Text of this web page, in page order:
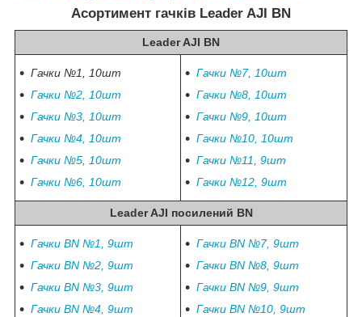
Асортимент гачків Leader AJI BN
Leader AJI BN
Гачки №1, 10шт
Гачки №2, 10шт
Гачки №3, 10шт
Гачки №4, 10шт
Гачки №5, 10шт
Гачки №6, 10шт
Гачки №7, 10шт
Гачки №8, 10шт
Гачки №9, 10шт
Гачки №10, 10шт
Гачки №11, 9шт
Гачки №12, 9шт
Leader AJI посилений BN
Гачки BN №1, 9шт
Гачки BN №2, 9шт
Гачки BN №3, 9шт
Гачки BN №4, 9шт
Гачки BN №7, 9шт
Гачки BN №8, 9шт
Гачки BN №9, 9шт
Гачки BN №10, 9шт